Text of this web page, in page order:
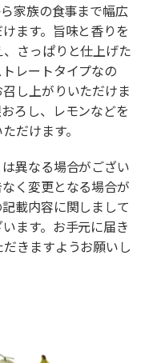
家族の食事まで幅広
ます。旨味と香りを
さっぱりと仕上げた
レートタイプなの
し上がりいただけま
ろし、レモンなどを
だけます。
異なる場合がござい
く変更となる場合が
載内容に関しまして
ます。お手元に届き
きますようお願いし